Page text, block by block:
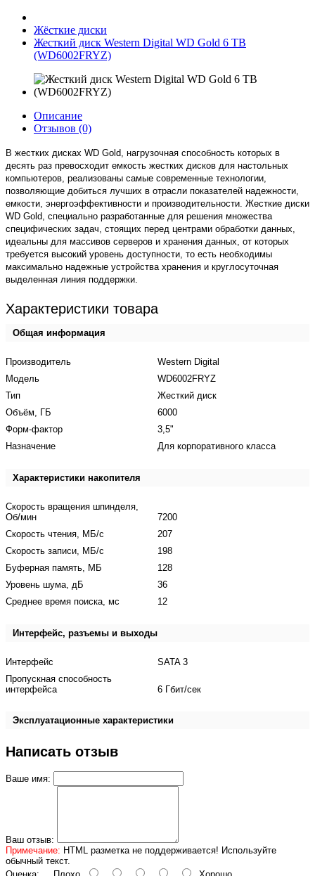
Жёсткие диски
Жесткий диск Western Digital WD Gold 6 TB
(WD6002FRYZ)
Описание
Отзывов (0)
В жестких дисках WD Gold, нагрузочная способность которых в
десять раз превосходит емкость жестких дисков для настольных
компьютеров, реализованы самые современные технологии,
позволяющие добиться лучших в отрасли показателей надежности,
емкости, энергоэффективности и производительности. Жесткие диски
WD Gold, специально разработанные для решения множества
специфических задач, стоящих перед центрами обработки данных,
идеальны для массивов серверов и хранения данных, от которых
требуется высокий уровень доступности, то есть необходимы
максимально надежные устройства хранения и круглосуточная
выделенная линия поддержки.
Характеристики товара
Общая информация
Производитель
Western Digital
Модель
WD6002FRYZ
Тип
Жесткий диск
Объём, ГБ
6000
Форм-фактор
3,5"
Назначение
Для корпоративного класса
Характеристики накопителя
Скорость вращения шпинделя,
Об/мин
7200
Скорость чтения, МБ/с
207
Скорость записи, МБ/с
198
Буферная память, МБ
128
Уровень шума, дБ
36
Среднее время поиска, мс
12
Интерфейс, разъемы и выходы
Интерфейс
SATA 3
Пропускная способность
интерфейса
6 Гбит/сек
Эксплуатационные характеристики
Написать отзыв
Ваше имя:
Ваш отзыв:
Примечание: HTML разметка не поддерживается! Используйте
обычный текст.